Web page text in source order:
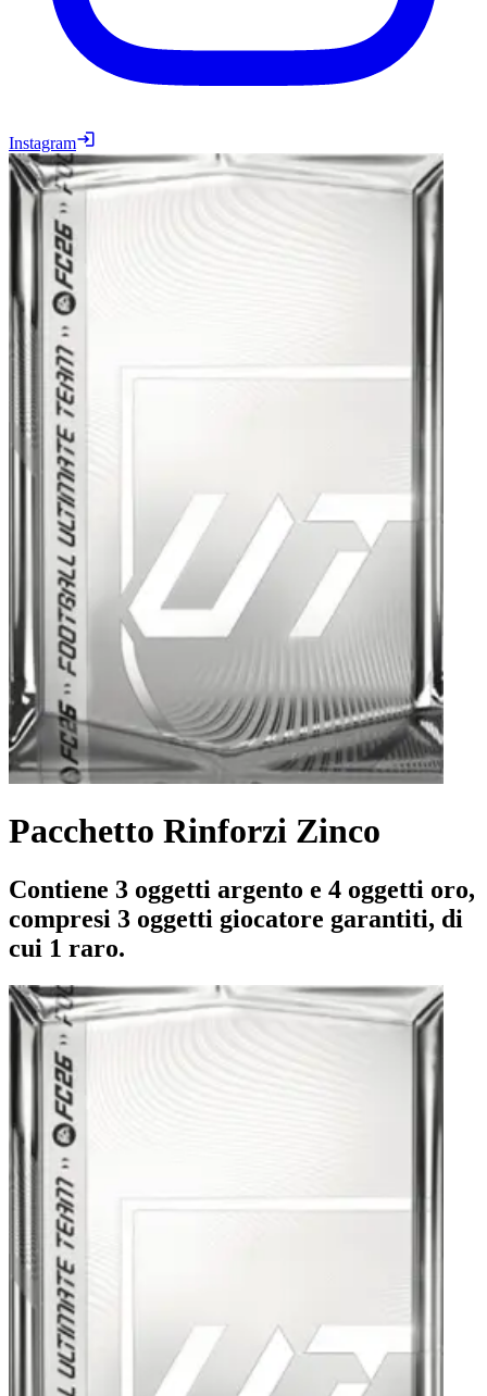
Instagram
Pacchetto Rinforzi Zinco
Contiene 3 oggetti argento e 4 oggetti oro,
compresi 3 oggetti giocatore garantiti, di
cui 1 raro.